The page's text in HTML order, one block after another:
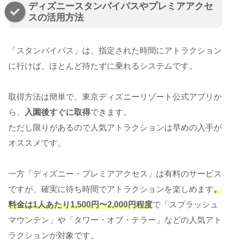
ディズニースタンバイパスやプレミアアクセ
スの活用方法
「スタンバイパス」は、指定された時間にアトラクション
に行けば、ほとんど待たずに乗れるシステムです。
取得方法は簡単で、東京ディズニーリゾート公式アプリか
ら、
入園後すぐに取得できます。
ただし限りがあるので人気アトラクションは早めの入手が
オススメです。
一方「ディズニー・プレミアアクセス」は有料のサービス
ですが、確実に待ち時間でアトラクションを楽しめます。
料金は1人あたり1,500円〜2,000円程度で「スプラッシュ
マウンテン」や「タワー・オブ・テラー」などの人気アト
ラクションが対象です。